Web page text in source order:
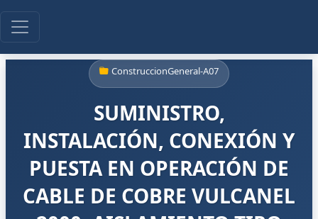
ConstruccionGeneral-A07
SUMINISTRO,
INSTALACIÓN, CONEXIÓN Y
PUESTA EN OPERACIÓN DE
CABLE DE COBRE VULCANEL